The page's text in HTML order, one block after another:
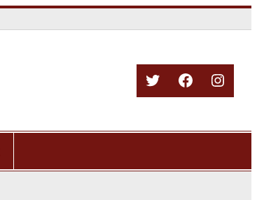
TwitterFacebook